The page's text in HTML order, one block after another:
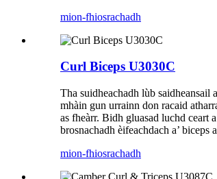
mion-fhiosrachadh
Curl Biceps U3030C
Tha suidheachadh lùb
mhàin gun urrainn don racaid
as fheàrr. Bidh gluasad luchd ceart
brosnachadh èifeachdach a’ biceps
mion-fhiosrachadh